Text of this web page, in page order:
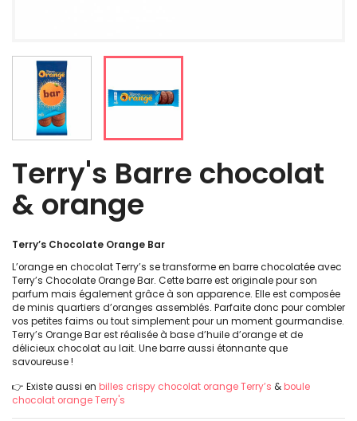
Terry's Barre chocolat
& orange
Terry’s Chocolate Orange Bar
L’orange en chocolat Terry’s se transforme en barre chocolatée avec
Terry’s Chocolate Orange Bar. Cette barre est originale pour son
parfum mais également grâce à son apparence. Elle est composée
de minis quartiers d’oranges assemblés. Parfaite donc pour combler
vos petites faims ou tout simplement pour un moment gourmandise.
Terry’s Orange Bar est réalisée à base d’huile d’orange et de
délicieux chocolat au lait. Une barre aussi étonnante que
savoureuse !
👉 Existe aussi en billes crispy chocolat orange Terry’s & boule
chocolat orange Terry's